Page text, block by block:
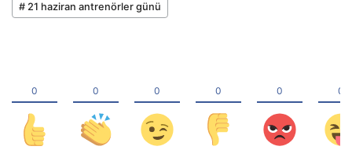
# 21 haziran antrenörler günü